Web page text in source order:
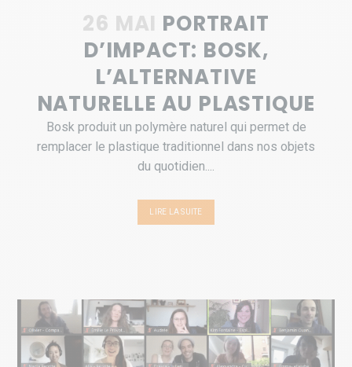
26 MAI PORTRAIT
D’IMPACT: BOSK,
L’ALTERNATIVE
NATURELLE AU PLASTIQUE
Bosk produit un polymère naturel qui permet de
remplacer le plastique traditionnel dans nos objets
du quotidien....
LIRE LA SUITE